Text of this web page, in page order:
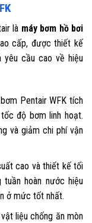
là máy bơm hồ bơi
cấp, được thiết kế
cầu cao về hiệu
Pentair WFK tích
độ bơm linh hoạt.
và giảm chi phí vận
cao và thiết kế tối
hoàn nước hiệu
ở mức tốt nhất.
liệu chống ăn mòn